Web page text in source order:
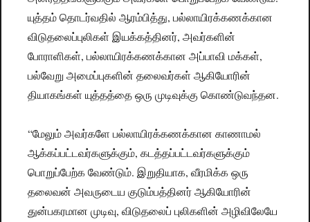
யுத்தம் தொடர்வதில் ஆரம்பித்து, பல்லாயிரக்கணக்கான
விடுதலைப்புலிகள் இயக்கத்தினர், அவர்களின்
போராளிகள், பல்லாயிரக்கணக்கான அப்பாவி மக்கள்,
பல்வேறு அமைப்புகளின் தலைவர்கள் ஆகியோரின்
தியாகங்கள் யுத்தத்தை ஒரு முடிவுக்கு கொண்டுவந்தன.
“மேலும் அவர்களே பல்லாயிரக்கணக்கான காணாமல்
ஆக்கப்பட்டவர்களுக்கும், கடத்தப்பட்டவர்களுக்கும்
பொறுப்பேற்க வேண்டும். இறுதியாக, வீரமிக்க ஒரு
தலைவன் அவருடைய குடும்பத்தினர் ஆகியோரின்
துன்பகரமான முடிவு, விடுதலைப் புலிகளின் அழிவிலேயே